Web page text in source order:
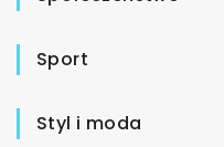
Sport
Styl i moda